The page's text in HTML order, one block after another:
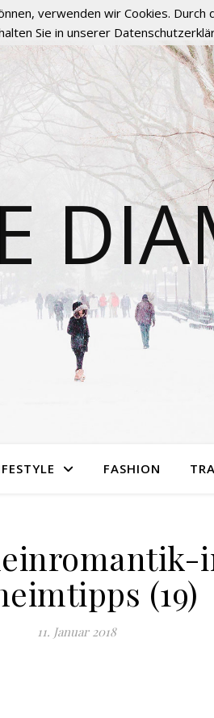
FASHION
(19)
11. Januar 2018
verwenden wir Cookies.
Sie in unserer